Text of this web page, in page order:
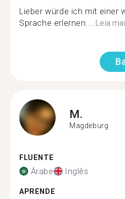
Lieber würde ich mit einer
Sprache erlernen....Leia
M.
Magdeburg
FLUENTE
Árabe Inglês
APRENDE